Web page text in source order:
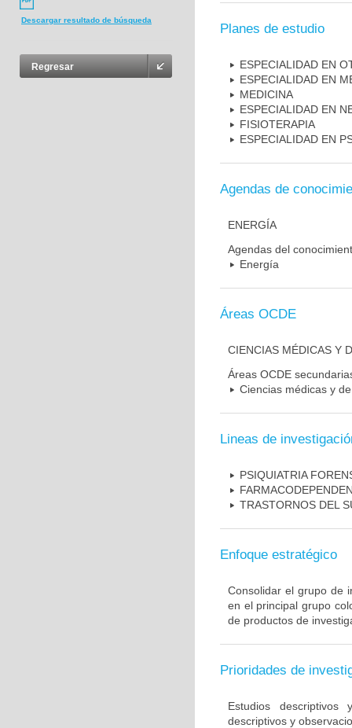
Descargar resultado de búsqueda
Regresar
Planes de estudio
ESPECIALIDAD EN
ESPECIALIDAD EN
MEDICINA
ESPECIALIDAD EN
FISIOTERAPIA
ESPECIALIDAD EN
Agendas de
ENERGÍA
Agendas del
Energía
Áreas OCDE
CIENCIAS MÉDICAS Y
Áreas OCDE
Ciencias médicas y
Lineas de
PSIQUIATRIA
TRASTORNOS DEL
Enfoque estratégico
Consolidar el grupo de
en el principal grupo
de productos de
Prioridades de
Estudios
descriptivos y